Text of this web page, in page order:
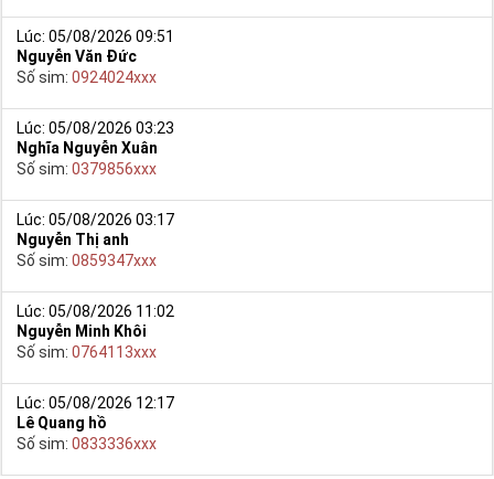
Lúc: 05/08/2026 09:51
Nguyễn Văn Đức
Số sim: 0924024xxx
Lúc: 05/08/2026 03:23
Nghĩa Nguyễn Xuân
Số sim: 0379856xxx
Lúc: 05/08/2026 03:17
Nguyễn Thị anh
Số sim: 0859347xxx
Lúc: 05/08/2026 11:02
Nguyễn Minh Khôi
Số sim: 0764113xxx
Lúc: 05/08/2026 12:17
Lê Quang hồ
Số sim: 0833336xxx